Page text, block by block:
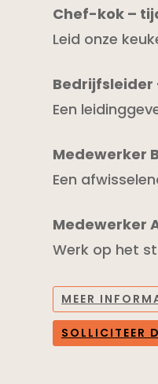
Chef-kok –
Leid onze
Een
Medewerker
Een
Medewerker
Werk op het
MEER
SOLLICITEER